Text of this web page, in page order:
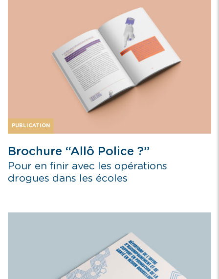
PUBLICATION
Brochure “Allô Police ?”
Pour en finir avec les opérations
drogues dans les écoles